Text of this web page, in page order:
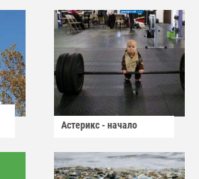
Астерикс - начало